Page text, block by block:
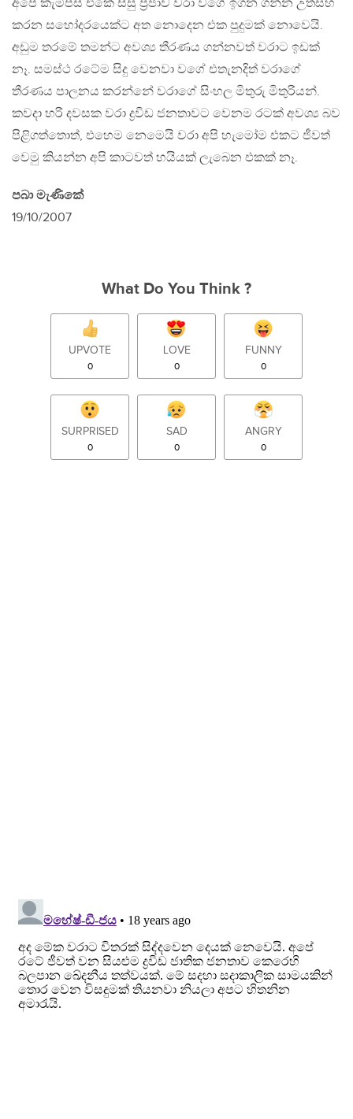
අපේ කැම්පස් එකේ සිසු ප්‍රජාව වරා වගේ ඉගන ගන්න උත්සහ
කරන සහෝදරයෙක්ට අත නොදෙන එක පුදුමක් නොවෙයි.
අඩුම තරමේ තමන්ට අවශ්‍ය තීරණය ගන්නවත් වරාට ඉඩක්
නෑ. සමස්ථ රටේම සිදු වෙනවා වගේ එතැනදිත් වරාගේ
තීරණය පාලනය කරන්නේ වරාගේ සිංහල මිතුරු මිතුරියන්.
කවදා හරි දවසක වරා ද්‍රවිඩ ජනතාවට වෙනම රටක් අවශ්‍ය බව
පිළිගත්තොත්, එහෙම නෙමෙයි වරා අපි හැමෝම එකට ජීවත්
වෙමු කියන්න අපි කාටවත් හයියක් ලැබෙන එකක් නෑ.
පබා මැණිකේ
19/10/2007
What Do You Think ?
UPVOTE
0
LOVE
0
FUNNY
0
SURPRISED
0
SAD
0
ANGRY
0